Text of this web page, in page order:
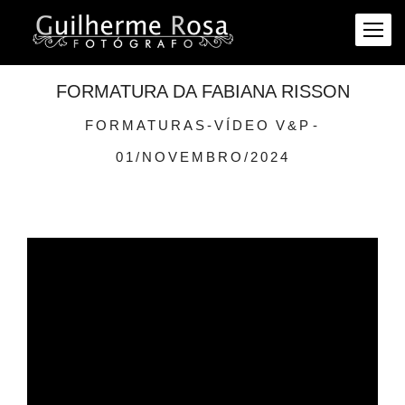
FORMATURAS-VÍDEO V&P
01/NOVEMBRO/2024
FORMATURA DA FABIANA RISSON